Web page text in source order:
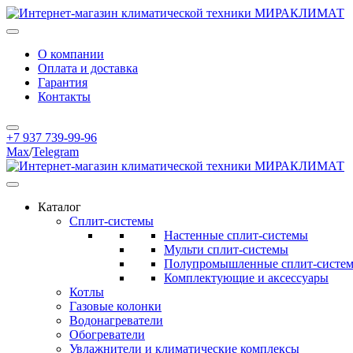
О компании
Оплата и доставка
Гарантия
Контакты
+7 937 739-99-96
Max/Telegram
Каталог
Сплит-системы
Настенные сплит-системы
Мульти сплит-системы
Полупромышленные сплит-
Комплектующие и аксессуары
Котлы
Газовые колонки
Водонагреватели
Обогреватели
Увлажнители и климатические комплексы